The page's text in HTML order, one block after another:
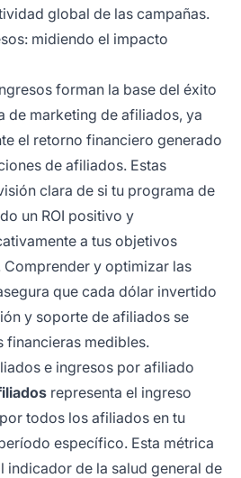
global de las campañas.
midiendo el impacto
forman la base del éxito
de marketing de afiliados, ya
el retorno financiero generado
de afiliados. Estas
clara de si tu programa de
un ROI positivo y
a tus objetivos
y optimizar las
que cada dólar invertido
y soporte de afiliados se
financieras medibles.
e ingresos por afiliado
representa el ingreso
todos los afiliados en tu
específico. Esta métrica
indicador de la salud general de